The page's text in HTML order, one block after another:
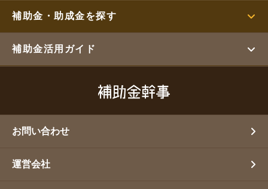
補助金・助成金を探す
補助金活用ガイド
お問い合わせ
運営会社